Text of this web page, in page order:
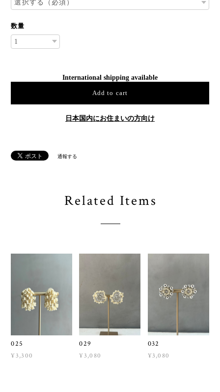
数量
International shipping available
Add to cart
日本国内にお住まいの方向け
通報する
Related Items
025
¥3,300
029
¥3,080
032
¥3,080